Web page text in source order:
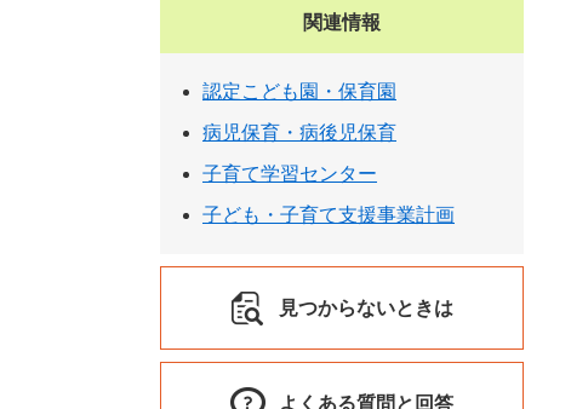
関連情報
認定こども園・保育園
病児保育・病後児保育
子育て学習センター
子ども・子育て支援事業計画
見つからないときは
よくある質問と回答